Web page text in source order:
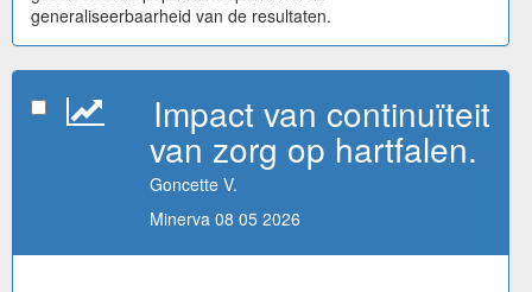
generaliseerbaarheid van de resultaten.
Impact van continuïteit
van zorg op hartfalen.
Goncette V.
Minerva 08 05 2026